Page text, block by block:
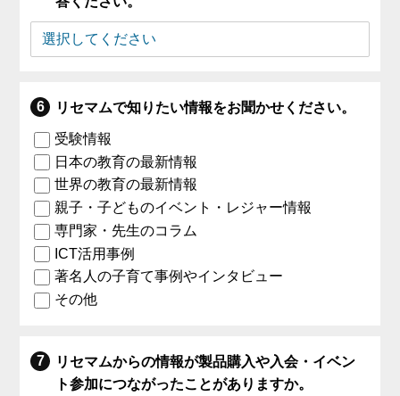
リセマムで知りたい情報をお聞かせください。
受験情報
日本の教育の最新情報
世界の教育の最新情報
親子・子どものイベント・レジャー情報
専門家・先生のコラム
ICT活用事例
著名人の子育て事例やインタビュー
その他
リセマムからの情報が製品購入や入会・イベン
ト参加につながったことがありますか。